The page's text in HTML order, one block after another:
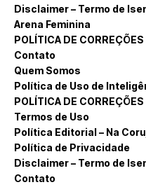
Disclaimer – Termo de
Arena Feminina
POLÍTICA DE CORREÇÕES
Contato
Quem Somos
Política de Uso de
POLÍTICA DE CORREÇÕES
Termos de Uso
Política Editorial – Na
Política de Privacidade
Disclaimer – Termo de
Contato